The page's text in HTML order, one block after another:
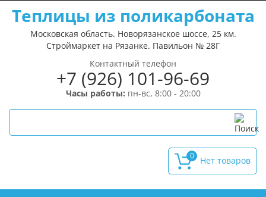
Теплицы из поликарбоната
Московская область. Новорязанское шоссе, 25 км.
Строймаркет на Рязанке. Павильон № 28Г
Контактный телефон
+7 (926) 101-96-69
Часы работы: пн-вс, 8:00 - 20:00
0